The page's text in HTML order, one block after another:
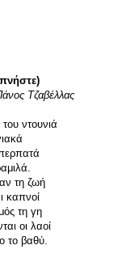
Τζαβέλλας
ντουνιά
τη ζωή
καπνοί
τη γη
οι λαοί
το βαθύ.